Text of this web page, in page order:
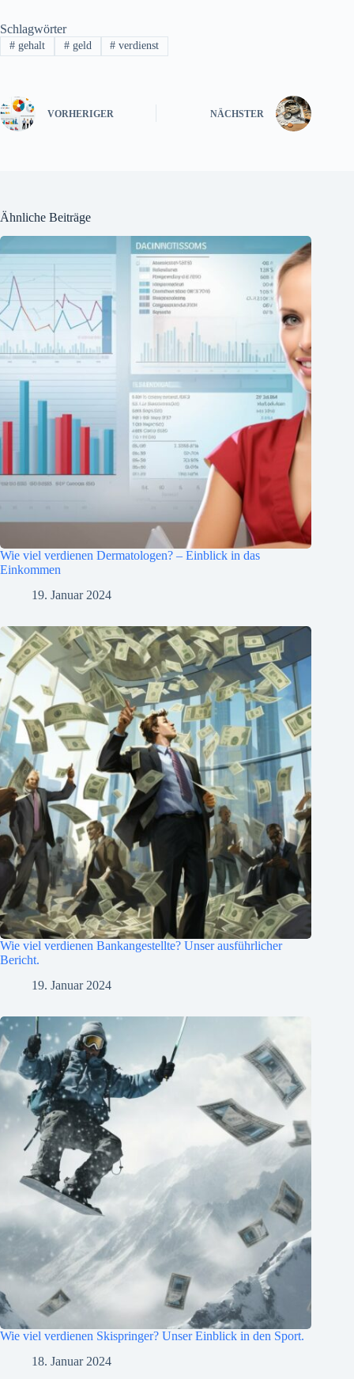
Schlagwörter
#gehalt #geld # verdienst
VORHERIGER NÄCHSTER
Ähnliche Beiträge
Wie viel verdienen Dermatologen? – Einblick in das
Einkommen
19. Januar 2024
Wie viel verdienen Bankangestellte? Unser ausführlicher
Bericht.
19. Januar 2024
Wie viel verdienen Skispringer? Unser Einblick in den Sport.
18. Januar 2024